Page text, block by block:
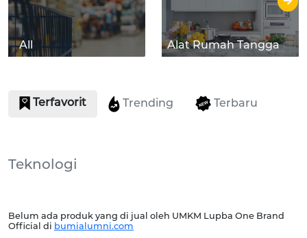
All Alat Rumah Tangga
Terfavorit Trending Terbaru
Teknologi
Belum ada produk yang di jual oleh UMKM Lupba One Brand
Official di bumialumni.com